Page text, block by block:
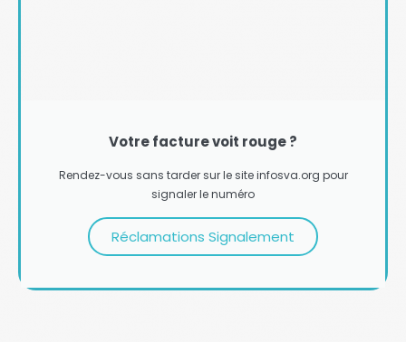
Votre facture voit rouge ?
Rendez-vous sans tarder sur le site infosva.org pour
signaler le numéro
Réclamations Signalement